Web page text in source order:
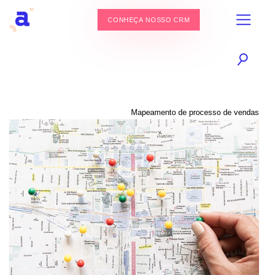
CONHEÇA NOSSO CRM
Mapeamento de processo de vendas